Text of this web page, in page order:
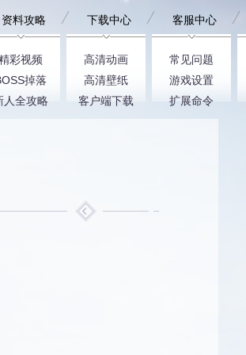
资料攻略
彩视频
掉落
人全攻略
下载中心
高清动画
高清壁纸
客户端下载
客服中心
常见问题
游戏设置
扩展命令